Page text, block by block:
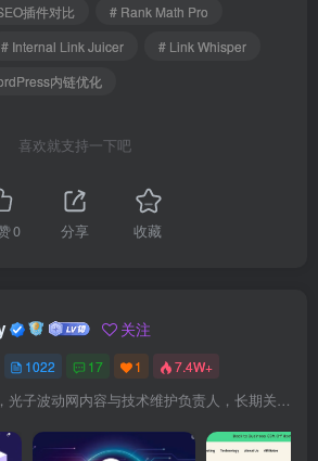
插件对比
# Rank Math Pro
# Internal Link Juicer
# Link Whisper
内链优化
喜欢就支持一下吧
0 分享 收藏
关注
1022 17 1 7.4W+
Harry，光子波动网内容与技术维护负责人，长期关注 WordPress、Elementor、WooCommerce、网站报错修复、性能优化、SEO 内容排期与结构化数据优化。擅长把复杂的网站故障拆成可执行的排查步骤，并持续维护 361sale.com 的 WordPress 实战教程知识库。